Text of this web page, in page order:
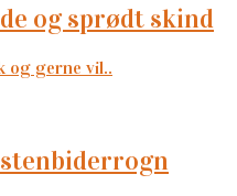
og sprødt skind
og gerne vil..